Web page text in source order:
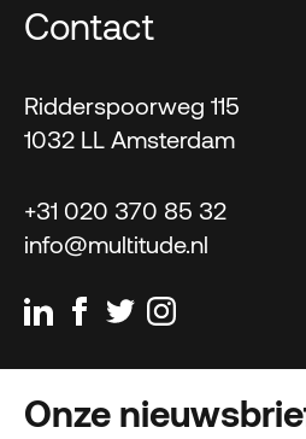
Contact
Ridderspoorweg 115
1032 LL Amsterdam
+31 020 370 85 32
info@multitude.nl
Onze